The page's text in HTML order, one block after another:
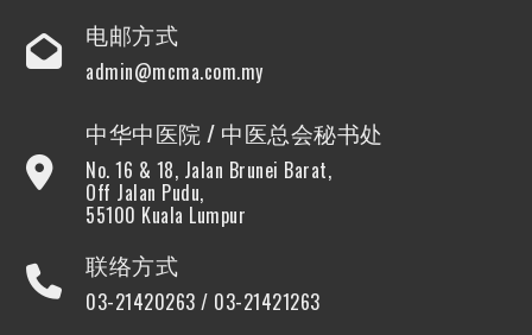
电邮方式
admin@mcma.com.my
中华中医院 / 中医总会秘书处
No. 16 & 18, Jalan Brunei Barat,
Off Jalan Pudu,
55100 Kuala Lumpur
联络方式
03-21420263 / 03-21421263